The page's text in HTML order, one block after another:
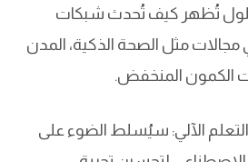
تُظهر كيف تُحدث شبكات
مثل الصحة الذكية، المدن
الكمون المنخفض.
الآلي: سيُسلط الضوء على